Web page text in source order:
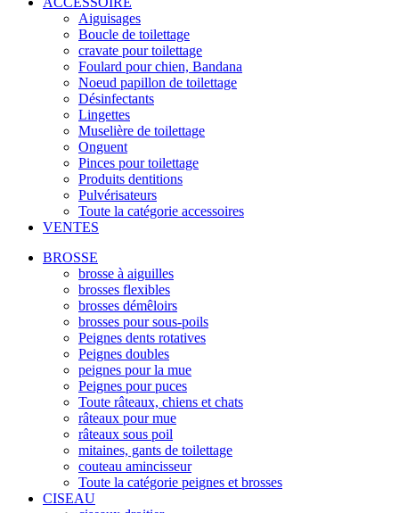
Aiguisages
Boucle de toilettage
cravate pour toilettage
Foulard pour chien, Bandana
Noeud papillon de toilettage
Désinfectants
Lingettes
Muselière de toilettage
Onguent
Pinces pour toilettage
Produits dentitions
Pulvérisateurs
Toute la catégorie accessoires
VENTES
BROSSE
brosse à aiguilles
brosses flexibles
brosses démêloirs
brosses pour sous-poils
Peignes dents rotatives
Peignes doubles
peignes pour la mue
Peignes pour puces
Toute râteaux, chiens et chats
râteaux pour mue
râteaux sous poil
mitaines, gants de toilettage
couteau amincisseur
Toute la catégorie peignes et brosses
CISEAU